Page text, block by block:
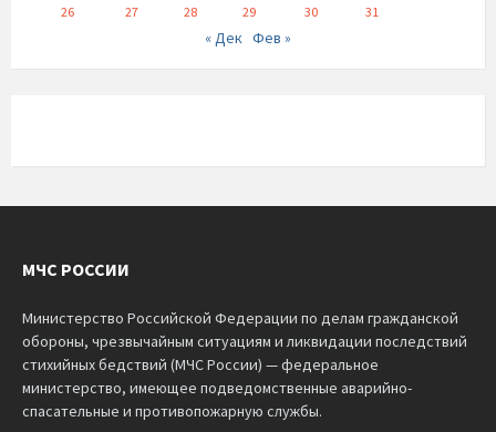
26
27 28 29 30 31
« Дек Фев »
МЧС РОССИИ
Министерство Российской Федерации по делам гражданской
обороны, чрезвычайным ситуациям и ликвидации последствий
стихийных бедствий (МЧС России) — федеральное
министерство, имеющее подведомственные аварийно-
спасательные и противопожарную службы.